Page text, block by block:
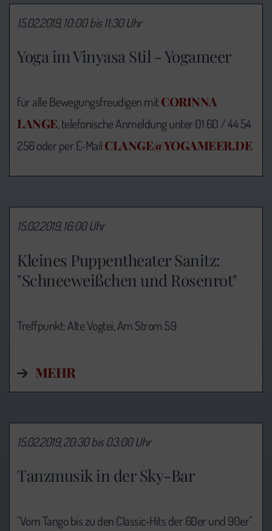
Yoga im Vinyasa Stil - Yogameer
15.02.2019, 10:00 bis 11:30 Uhr
für alle Bewegungsfreudigen mitCORINNA
LANGE, telefonische Anmeldung unter 01 60 / 44 54
256 oder per E-MailCLANGE@YOGAMEER.DE
Kleines Puppentheater Sanitz:
"Schneeweißchen und Rosenrot"
15.02.2019, 16:00 Uhr
Treffpunkt: Alte Vogtei, Am Strom 59
MEHR
Tanzmusik in der Sky-Bar
15.02.2019, 20:30 bis 03:00 Uhr
"Vom Tango bis zu den Classic-Hits der 60er und 90er"